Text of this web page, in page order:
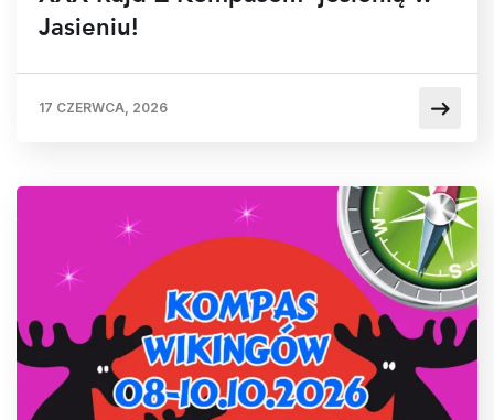
Jasieniu!
17 CZERWCA, 2026